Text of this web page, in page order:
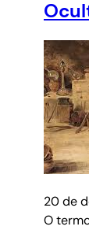
20 de
O